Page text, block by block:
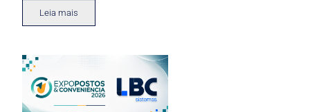
Leia mais